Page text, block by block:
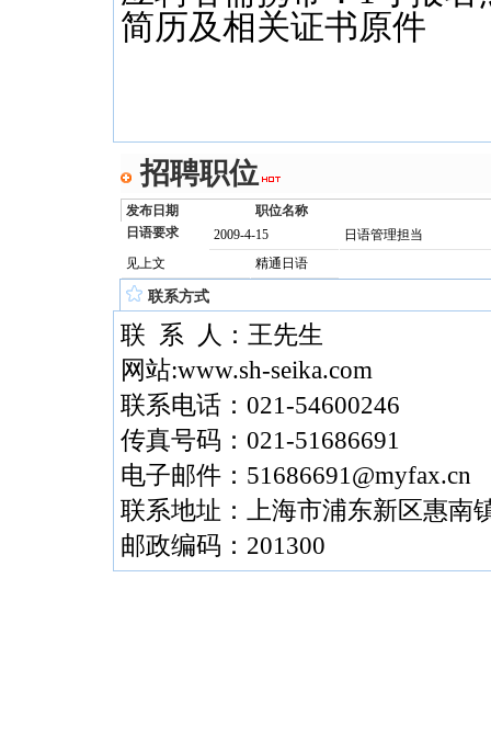
简历及相关证书原件
招聘职位
发布日期
职位名称
日语要求
2009-4-15
日语管理担当
见上文
精通日语
联系方式
联 系 人：王先生
网站:www.sh-seika.com
联系电话：021-54600246
传真号码：021-51686691
电子邮件：51686691@myfax.cn
联系地址：上海市浦东新区惠南
邮政编码：201300